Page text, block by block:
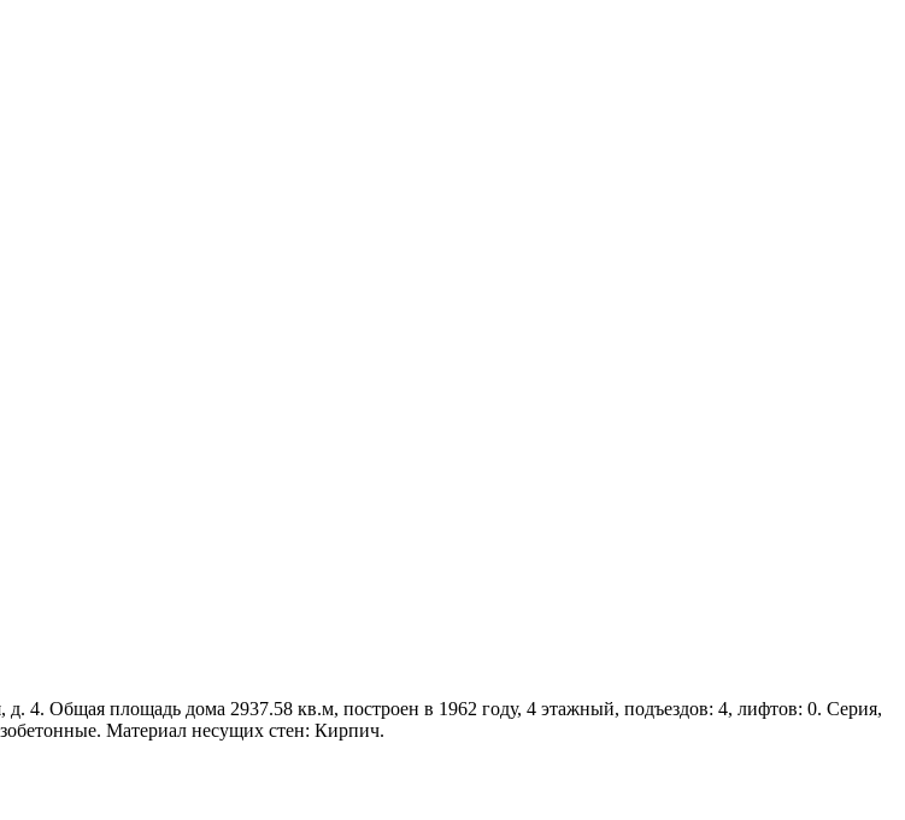
4. Общая площадь дома 2937.58 кв.м, построен в 1962 году, 4 этажный, подъездов: 4, лифтов: 0. Серия,
Материал несущих стен: Кирпич.